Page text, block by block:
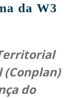
da W3
(Conplan)
do